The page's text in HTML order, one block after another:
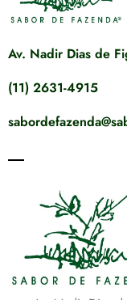
Av. Nadir Dias de
(11) 2631-4915